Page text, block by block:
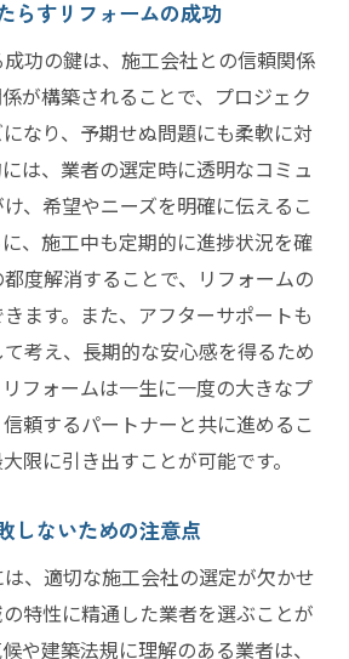
らすリフォームの成功
功の鍵は、施工会社との信頼関係
が構築されることで、プロジェク
なり、予期せぬ問題にも柔軟に対
は、業者の選定時に透明なコミュ
、希望やニーズを明確に伝えるこ
、施工中も定期的に進捗状況を確
度解消することで、リフォームの
ます。また、アフターサポートも
考え、長期的な安心感を得るため
フォームは一生に一度の大きなプ
頼するパートナーと共に進めるこ
限に引き出すことが可能です。
しないための注意点
、適切な施工会社の選定が欠かせ
特性に精通した業者を選ぶことが
や建築法規に理解のある業者は、